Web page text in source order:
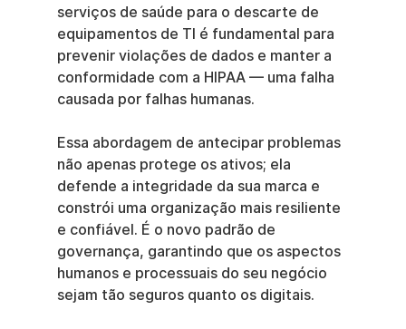
serviços de saúde para o descarte de
equipamentos de TI é fundamental para
prevenir violações de dados e manter a
conformidade com a HIPAA — uma falha
causada por falhas humanas.
Essa abordagem de antecipar problemas
não apenas protege os ativos; ela
defende a integridade da sua marca e
constrói uma organização mais resiliente
e confiável. É o novo padrão de
governança, garantindo que os aspectos
humanos e processuais do seu negócio
sejam tão seguros quanto os digitais.